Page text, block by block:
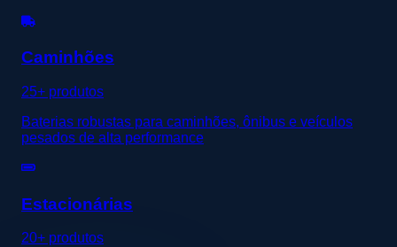
Caminhões
25+ produtos
Baterias robustas para caminhões, ônibus e veículos
pesados de alta performance
Estacionárias
20+ produtos